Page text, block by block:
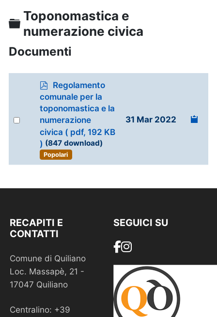
Cartella
Toponomastica e
numerazione civica
Documenti
Select
p
d
f
Regolamento
comunale per la
toponomastica e la
numerazione
civica ( pdf, 192 KB
) (847 download)
Popolari
31 Mar 2022
RECAPITI E
CONTATTI
Comune di Quiliano
Loc. Massapè, 21 -
17047 Quiliano
Centralino: +39
SEGUICI SU